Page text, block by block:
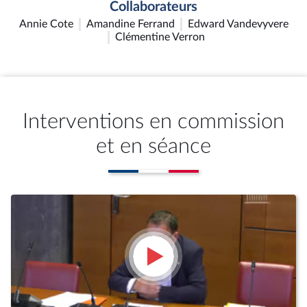
Collaborateurs
Annie Cote Amandine Ferrand
Edward Vandevyvere
Clémentine Verron
Interventions en commission
et en séance